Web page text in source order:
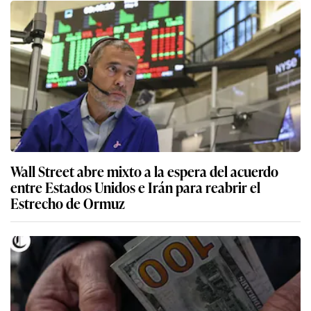
Wall Street abre mixto a la espera del acuerdo
entre Estados Unidos e Irán para reabrir el
Estrecho de Ormuz